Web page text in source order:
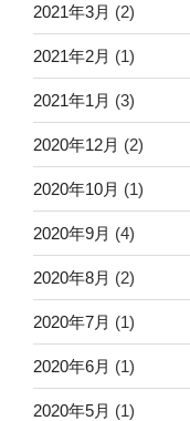
2021年3月 (2)
2021年2月 (1)
2021年1月 (3)
2020年12月 (2)
2020年10月 (1)
2020年9月 (4)
2020年8月 (2)
2020年7月 (1)
2020年6月 (1)
2020年5月 (1)